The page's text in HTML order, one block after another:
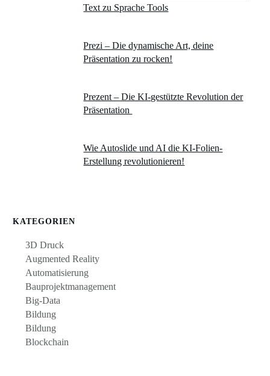
Text zu Sprache Tools
Prezi – Die dynamische Art, deine
Präsentation zu rocken!
Prezent – Die KI-gestützte Revolution der
Präsentation
Wie Autoslide und AI die KI-Folien-
Erstellung revolutionieren!
KATEGORIEN
3D Druck
Augmented Reality
Automatisierung
Bauprojektmanagement
Big-Data
Bildung
Bildung
Blockchain